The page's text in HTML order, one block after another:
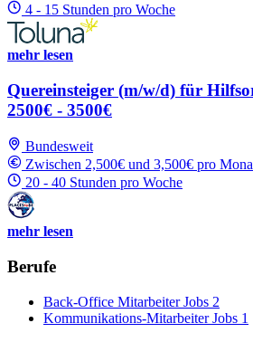
4 - 15 Stunden pro Woche
mehr lesen
Quereinsteiger (m/w/d) für
2500€ - 3500€
Bundesweit
Zwischen 2,500€ und 3,500€ pro
20 - 40 Stunden pro Woche
mehr lesen
Berufe
Back-Office Mitarbeiter Jobs 2
Kommunikations-Mitarbeiter Jobs 1